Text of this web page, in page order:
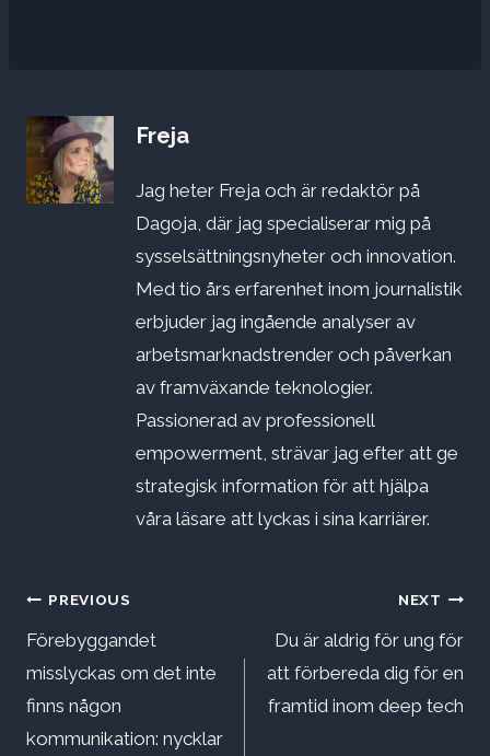
Freja
Jag heter Freja och är redaktör på
Dagoja, där jag specialiserar mig på
sysselsättningsnyheter och innovation.
Med tio års erfarenhet inom journalistik
erbjuder jag ingående analyser av
arbetsmarknadstrender och påverkan
av framväxande teknologier.
Passionerad av professionell
empowerment, strävar jag efter att ge
strategisk information för att hjälpa
våra läsare att lyckas i sina karriärer.
Inläggsnavigering
PREVIOUS
Förebyggandet
misslyckas om det inte
finns någon
kommunikation: nycklar
NEXT
Du är aldrig för ung för
att förbereda dig för en
framtid inom deep tech